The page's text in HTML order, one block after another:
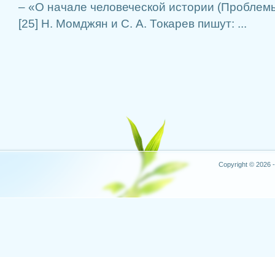
– «О начале человеческой истории
[25] Н. Момджян и С. А. Токарев пишут: ...
Copyright © 2026